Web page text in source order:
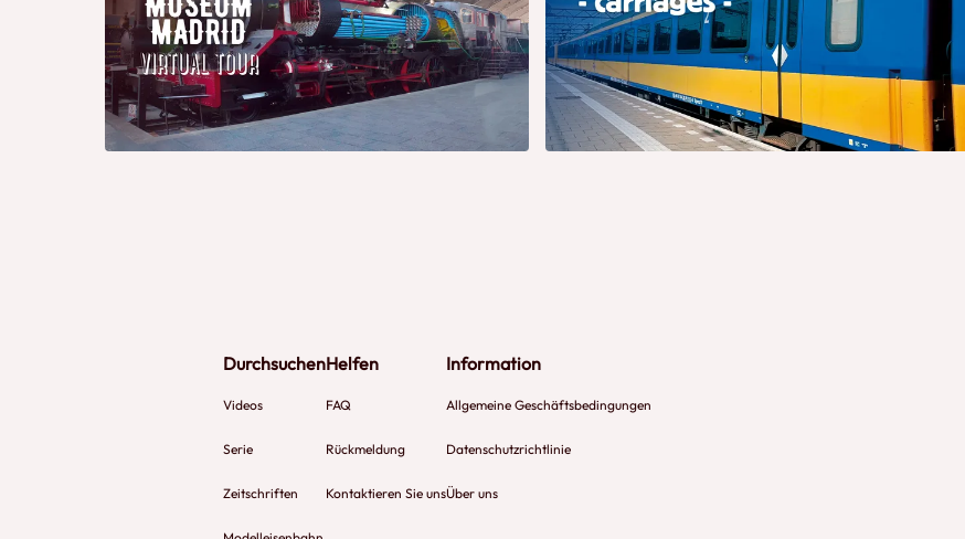
Durchsuchen
Videos
Serie
Zeitschriften
Helfen
FAQ
Rückmeldung
Kontaktieren Sie uns
Information
Allgemeine Geschäftsbedingungen
Datenschutzrichtlinie
Über uns